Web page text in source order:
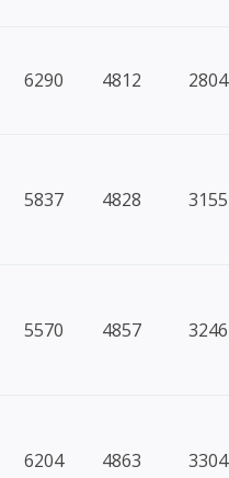
6290 4812 2804
5837 4828 3155
5570 4857 3246
6204 4863 3304